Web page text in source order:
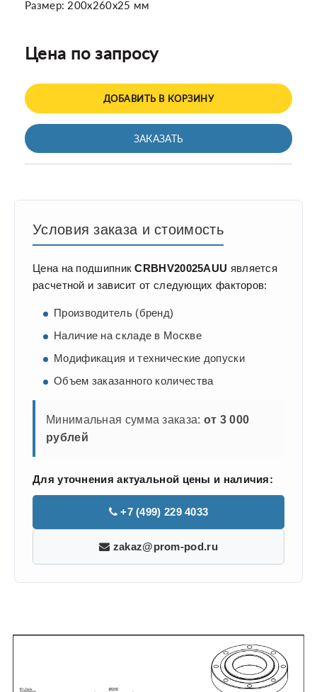
Размер: 200x260x25 мм
Цена по запросу
ДОБАВИТЬ В КОРЗИНУ
ЗАКАЗАТЬ
Условия заказа и стоимость
Цена на подшипникCRBHV20025AUU является
расчетной и зависит от следующих факторов:
Производитель (бренд)
Наличие на складе в Москве
Модификация и технические допуски
Объем заказанного количества
Минимальная сумма заказа: от 3 000
рублей
Для уточнения актуальной цены и наличия:
+7 (499) 229 4033
zakaz@prom-pod.ru